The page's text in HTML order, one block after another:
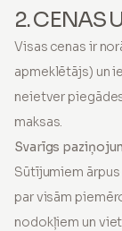
2. CENAS
Visas cenas ir
apmeklētājs) un
neietver
maksas.
Svarīgs
Sūtījumiem
par visām
nodokļiem un